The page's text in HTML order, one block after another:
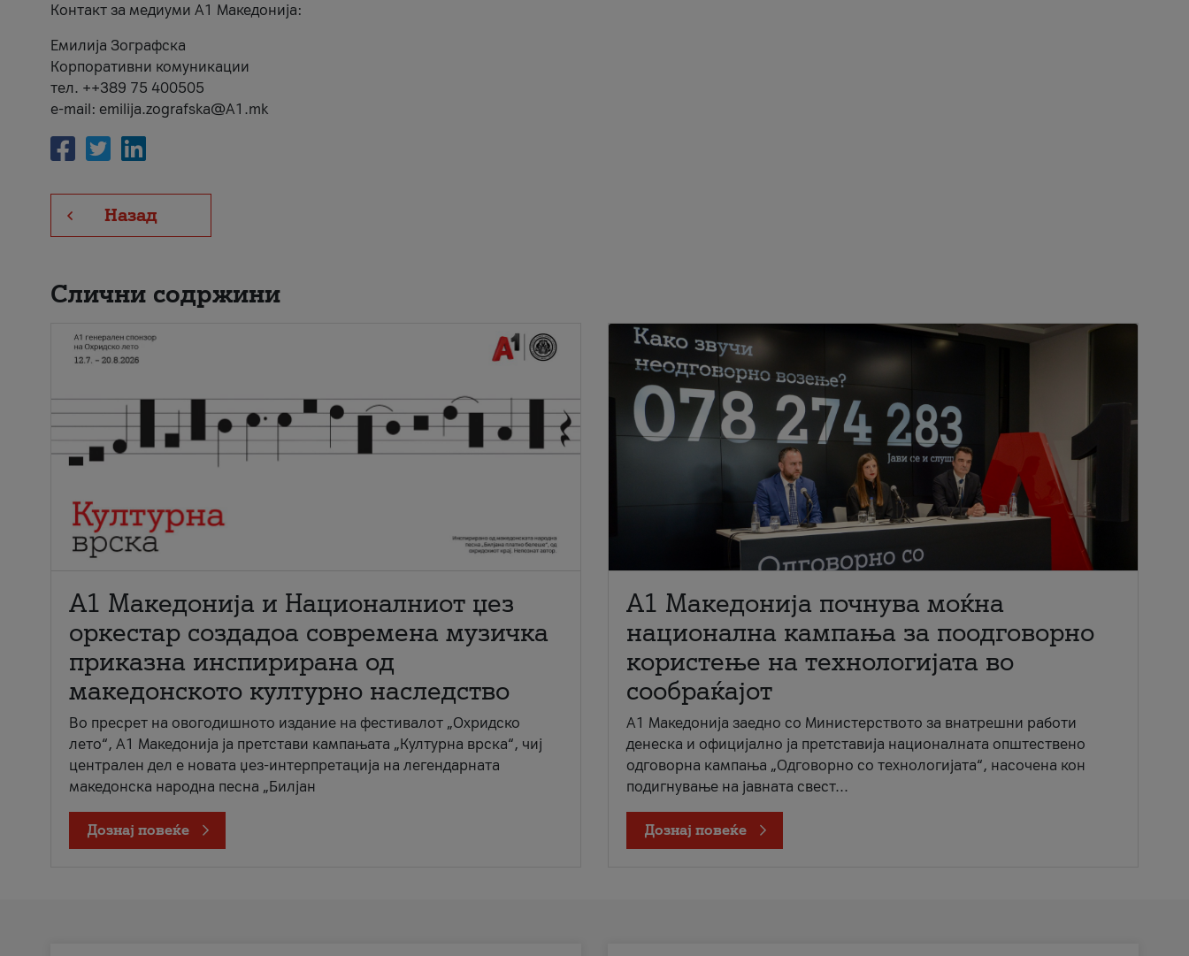
Контакт за медиуми А1 Македонија:
Емилија Зографска
Корпоративни комуникации
тел. ++389 75 400505
e-mail: emilija.zografska@A1.mk
Назад
Слични содржини
А1 Македонија и Националниот џез
оркестар создадоа современа музичка
приказна инспирирана од
македонското културно наследство
Во пресрет на овогодишното издание на фестивалот „Охридско
лето“, А1 Македонија ја претстави кампањата „Културна врска“, чиј
централен дел е новата џез-интерпретација на легендарната
македонска народна песна „Билјан
Дознај повеќе
A1 Македонија почнува моќна
национална кампања за поодговорно
користење на технологијата во
сообраќајот
A1 Македонија заедно со Министерството за внатрешни работи
денеска и официјално ја претставија националната општествено
одговорна кампања „Одговорно со технологијата“, насочена кон
подигнување на јавната свест...
Дознај повеќе